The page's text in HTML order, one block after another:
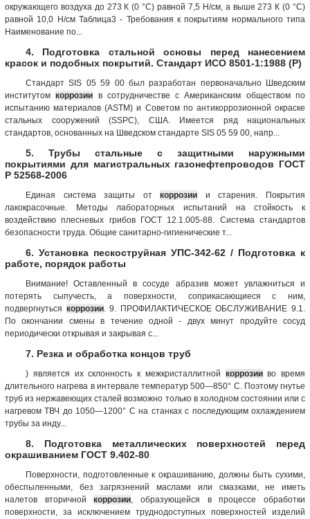
окружающего воздуха до 273 К (0 °С) равной 7,5 Н/см, а выше 273 К (0 °С)
равной 10,0 Н/см Таблица3 - Требования к покрытиям нормального типа
Наименование по...
4. Подготовка стальной основы перед нанесением
красок и подобных покрытий. Стандарт ИСО 8501-1:1988 (Р)
Стандарт SIS 05 59 00 был разработан первоначально Шведским
институтомкоррозии в сотрудничестве с Американским обществом по
испытанию материалов (ASTM) и Советом по антикоррозионной окраске
стальных сооружений (SSPC), США. Имеется ряд национальных
стандартов, основанных на Шведском стандарте SIS 05 59 00, напр...
5. Трубы стальные с защитными наружными
покрытиями для магистральных газонефтепроводов ГОСТ
Р 52568-2006
Единая система защиты откоррозии и старения. Покрытия
лакокрасочные. Методы лабораторных испытаний на стойкость к
воздействию плесневых грибов ГОСТ 12.1.005-88. Система стандартов
безопасности труда. Общие санитарно-гигиенические т...
6. Установка пескоструйная УПС-342-62 / Подготовка к
работе, порядок работы
Внимание! Оставленный в сосуде абразив может увлажниться и
потерять сыпучесть, а поверхности, соприкасающиеся с ним,
подвергнуться коррозии. 9. ПРОФИЛАКТИЧЕСКОЕ ОБСЛУЖИВАНИЕ 9.1.
По окончании смены в течение одной - двух минут продуйте сосуд
периодически открывая и закрывая с...
7. Резка и обработка концов труб
) является их склонность к межкристаллитной коррозииво время
длительного нагрева в интервале температур 500—850° С. Поэтому гнутье
труб из нержавеющих сталей возможно только в холодном состоянии или с
нагревом ТВЧ до 1050—1200° С на станках с последующим охлаждением
трубы за инду...
8. Подготовка металлических поверхностей перед
окрашиванием ГОСТ 9.402-80
Поверхности, подготовленные к окрашиванию, должны быть сухими,
обеспыленными, без загрязнений маслами или смазками, не иметь
налетов вторичнойкоррозии , образующейся в процессе обработки
поверхности, за исключением труднодоступных поверхностей изделий